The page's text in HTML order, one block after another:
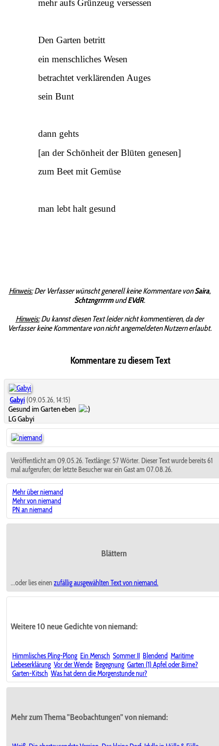
mehr aufs Grünzeug versessen
Den Garten betritt
ein menschliches Wesen
betrachtet verklärenden Auges
sein Bunt
dann gehts
[an der Schönheit der Blüten genesen]
zum Beet mit Gemüse
man lebt halt gesund
Hinweis:Der Verfasser wünscht generell keine Kommentare vonSaira,
SchtzngrrrrmundEVdR.
Hinweis:Du kannst diesen Text leider nicht kommentieren, da der
Verfasser keine Kommentare von nicht angemeldeten Nutzern erlaubt.
Kommentare zu diesem Text
Gabyi (09.05.26, 14:15)
Gesund im Garten eben
LG Gabyi
Veröffentlicht am 09.05.26. Textlänge: 57 Wörter. Dieser Text wurde bereits 61
mal aufgerufen; der letzte Besucher war ein Gast am 07.08.26.
Mehr über niemand
Mehr von niemand
PN an niemand
Blättern
...oder lies einen zufällig ausgewählten Text von niemand.
Weitere 10 neue Gedichte von niemand:
Himmlisches Pling-Plong Ein Mensch Sommer II Blendend Maritime
Liebeserklärung Vor der Wende Begegnung Garten (1) Apfel oder Birne?
Garten-Kitsch Was hat denn die Morgenstunde nur?
Mehr zum Thema "Beobachtungen" von niemand: